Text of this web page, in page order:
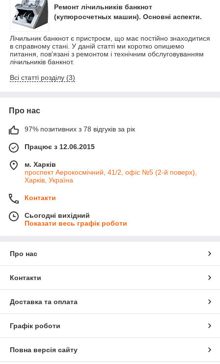
Ремонт лічильників банкнот
(купюросчетных машин). Основні аспекти.
Лічильник банкнот є пристроєм, що має постійно знаходитися
в справному стані. У даній статті ми коротко опишемо
питання, пов'язані з ремонтом і технічним обслуговуванням
лічильників банкнот.
Всі статті розділу (3)
Про нас
97% позитивних з 78 відгуків за рік
Працює з 12.06.2015
м. Харків
проспект Аерокосмічний, 41/2, офіс №5 (2-й поверх),
Харків, Україна
Контакти
Сьогодні вихідний
Показати весь графік роботи
Про нас
Контакти
Доставка та оплата
Графік роботи
Повна версія сайту